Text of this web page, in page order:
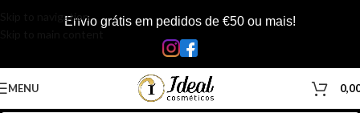
Skip to navigationEnvio grátis em pedidos de €50 ou mais!
MENU